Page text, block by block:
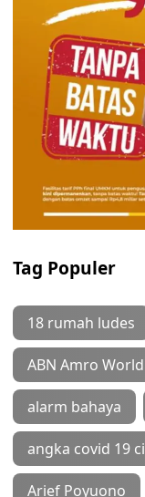
Tag Populer
18 rumah ludes
ABN Amro
alarm bahaya
angka covid 19
Arief Poyuono